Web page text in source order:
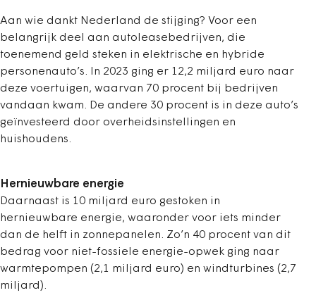
Aan wie dankt Nederland de stijging? Voor een
belangrijk deel aan autoleasebedrijven, die
toenemend geld steken in elektrische en hybride
personenauto’s. In 2023 ging er 12,2 miljard euro naar
deze voertuigen, waarvan 70 procent bij bedrijven
vandaan kwam. De andere 30 procent is in deze auto’s
geïnvesteerd door overheidsinstellingen en
huishoudens.
Hernieuwbare energie
Daarnaast is 10 miljard euro gestoken in
hernieuwbare energie, waaronder voor iets minder
dan de helft in zonnepanelen. Zo’n 40 procent van dit
bedrag voor niet-fossiele energie-opwek ging naar
warmtepompen (2,1 miljard euro) en windturbines (2,7
miljard).